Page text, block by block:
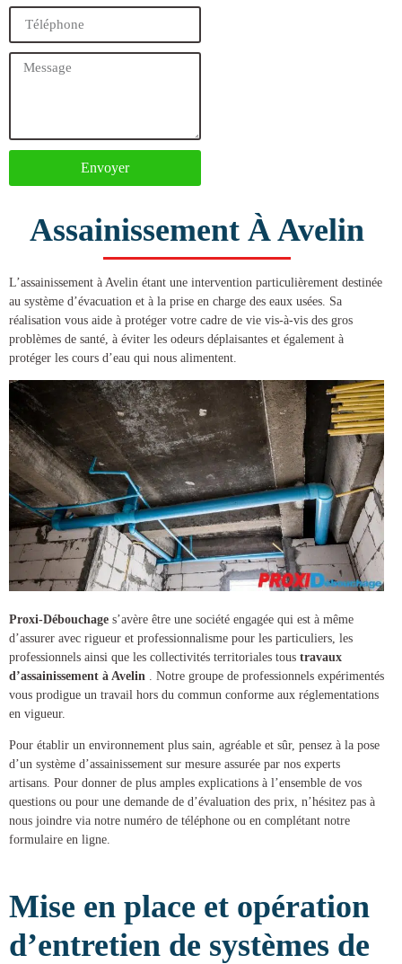
Envoyer
Assainissement À Avelin
L’assainissement à Avelin étant une intervention particulièrement destinée
au système d’évacuation et à la prise en charge des eaux usées. Sa
réalisation vous aide à protéger votre cadre de vie vis-à-vis des gros
problèmes de santé, à éviter les odeurs déplaisantes et également à
protéger les cours d’eau qui nous alimentent.
Proxi-Débouchage s’avère être une société engagée qui est à même
d’assurer avec rigueur et professionnalisme pour les particuliers, les
professionnels ainsi que les collectivités territoriales tous travaux
d’assainissement à Avelin
. Notre groupe de professionnels expérimentés
vous prodigue un travail hors du commun conforme aux réglementations
en vigueur.
Pour établir un environnement plus sain, agréable et sûr, pensez à la pose
d’un système d’assainissement sur mesure assurée par nos experts
artisans. Pour donner de plus amples explications à l’ensemble de vos
questions ou pour une demande de d’évaluation des prix, n’hésitez pas à
nous joindre via notre numéro de téléphone ou en complétant notre
formulaire en ligne.
Mise en place et opération
d’entretien de systèmes de